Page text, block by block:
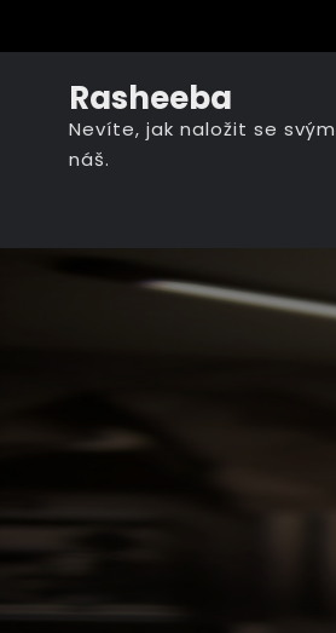
to
contentRasheeba
Nevíte, jak naložit se
náš.